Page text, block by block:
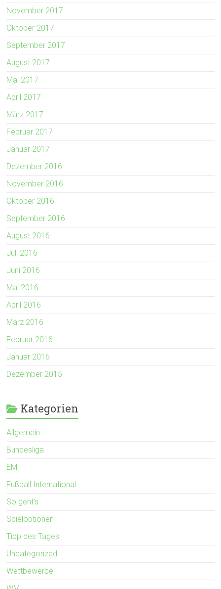
November 2017
Oktober 2017
September 2017
August 2017
Mai 2017
April 2017
März 2017
Februar 2017
Januar 2017
Dezember 2016
November 2016
Oktober 2016
September 2016
August 2016
Juli 2016
Juni 2016
Mai 2016
April 2016
März 2016
Februar 2016
Januar 2016
Dezember 2015
Kategorien
Allgemein
Bundesliga
EM
Fußball International
So geht's
Spieloptionen
Tipp des Tages
Uncategorized
Wettbewerbe